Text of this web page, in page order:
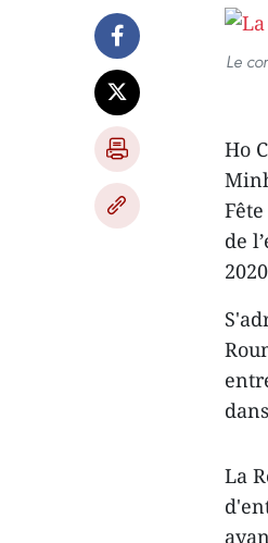
Le
Ho
de
La